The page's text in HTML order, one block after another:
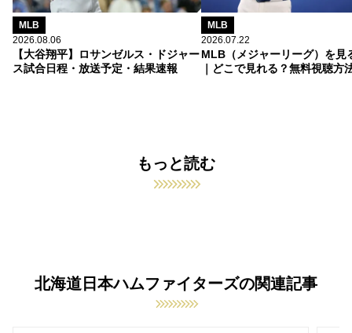
MLB
2026.08.06
【大谷翔平】ロサンゼルス・ドジャー
ス試合日程・放送予定・結果速報
MLB
2026.07.22
MLB（メジャーリーグ）を見
｜どこで見れる？無料視聴方
もっと読む
北海道日本ハムファイターズの関連記事